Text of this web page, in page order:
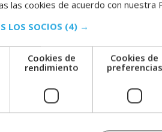
índice de prevención y control de la
productores de residuos
la gestión ambiental, como el ISO,
los sistemas de gestión ambiental
las normas para la integración
de implantar el plan de SGA en
las cookies de acuerdo con nuestra
LOS SOCIOS (4) →
Cookies de
rendimiento
Cookies de
preferencias